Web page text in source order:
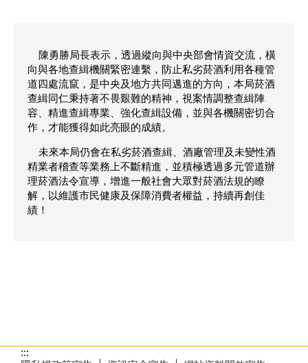
陳勇勝局長表示，透過縱向與中央部會情資交流，橫
向與各地查緝機關緊密連繫，防止私劣菸酒利用各種管
道四處流竄，是中央及地方共同邁進的方向，本局菸酒
查緝同仁秉持著不畏艱難的精神，視案情調整查緝陣
容、精進查緝專業、強化查緝設備，並與各機關密切合
作，才能獲得如此亮眼的成績。
未來本局仍會在私劣菸酒查緝、酒廠管理及未變性酒
精業者稽查等業務上不斷精進，並積極透過多元管道辦
理菸酒法令宣導，增進一般社會大眾對菸酒法規的瞭
解，以維護市民健康及保障消費者權益，持續再創佳
績！
:::